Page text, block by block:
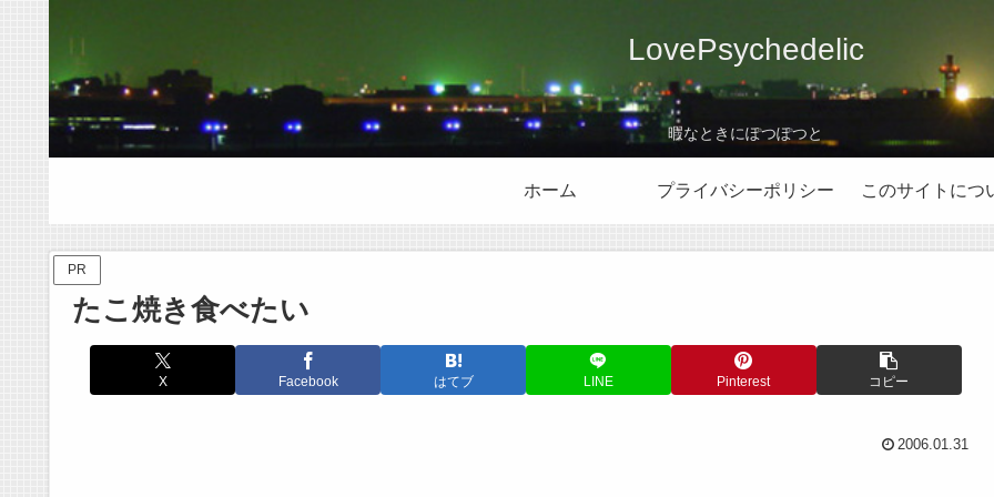
LovePsychedelic
暇なときにぽつぽつと
ホーム プライバシーポリシー このサイトにつ
PR
たこ焼き食べたい
X Facebook はてブ LINE Pinterest コピー
2006.01.31